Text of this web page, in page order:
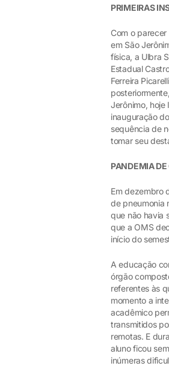
PRIMEIRAS
Com o
em São
física, a Ulbra
Estadual
Ferreira
Jerônimo, hoje
inauguração
sequência de
tomar seu
PANDEMIA
Em dezembro
de pneumonia
que não havia
que a OMS
início do
A educação
órgão
referentes às
momento a
acadêmico
transmitidos
remotas. E
aluno ficou
inúmeras